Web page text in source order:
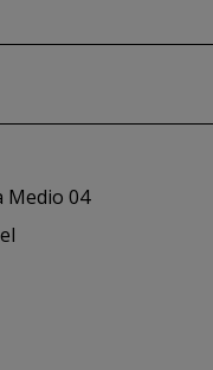
Medio 04